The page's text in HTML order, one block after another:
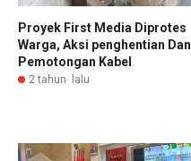
Proyek First Media Diprotes
Warga, Aksi penghentian Dan
Pemotongan Kabel
2 tahun lalu